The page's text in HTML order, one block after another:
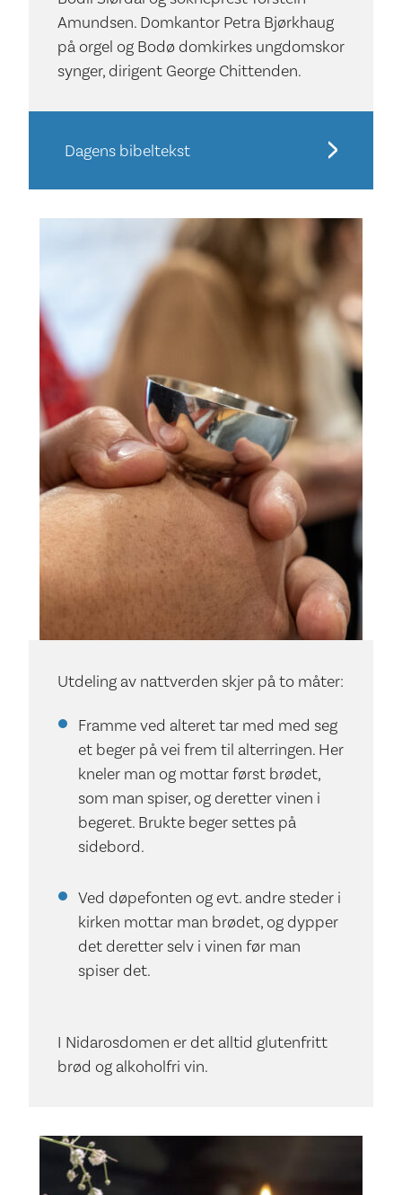
Amundsen. Domkantor Petra Bjørkhaug
på orgel og Bodø domkirkes ungdomskor
synger, dirigent George Chittenden.
Dagens bibeltekst
Utdeling av nattverden skjer på to måter:
Framme ved alteret tar med med seg
et beger på vei frem til alterringen. Her
kneler man og mottar først brødet,
som man spiser, og deretter vinen i
begeret. Brukte beger settes på
sidebord.
Ved døpefonten og evt. andre steder i
kirken mottar man brødet, og dypper
det deretter selv i vinen før man
spiser det.
I Nidarosdomen er det alltid glutenfritt
brød og alkoholfri vin.